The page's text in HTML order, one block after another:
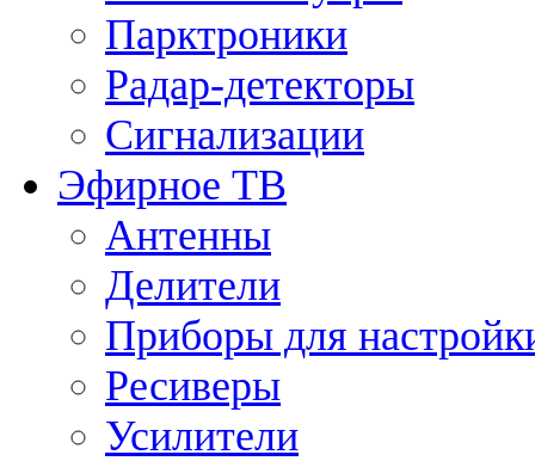
Парктроники
Радар-детекторы
Сигнализации
Эфирное ТВ
Антенны
Делители
Приборы для
Ресиверы
Усилители